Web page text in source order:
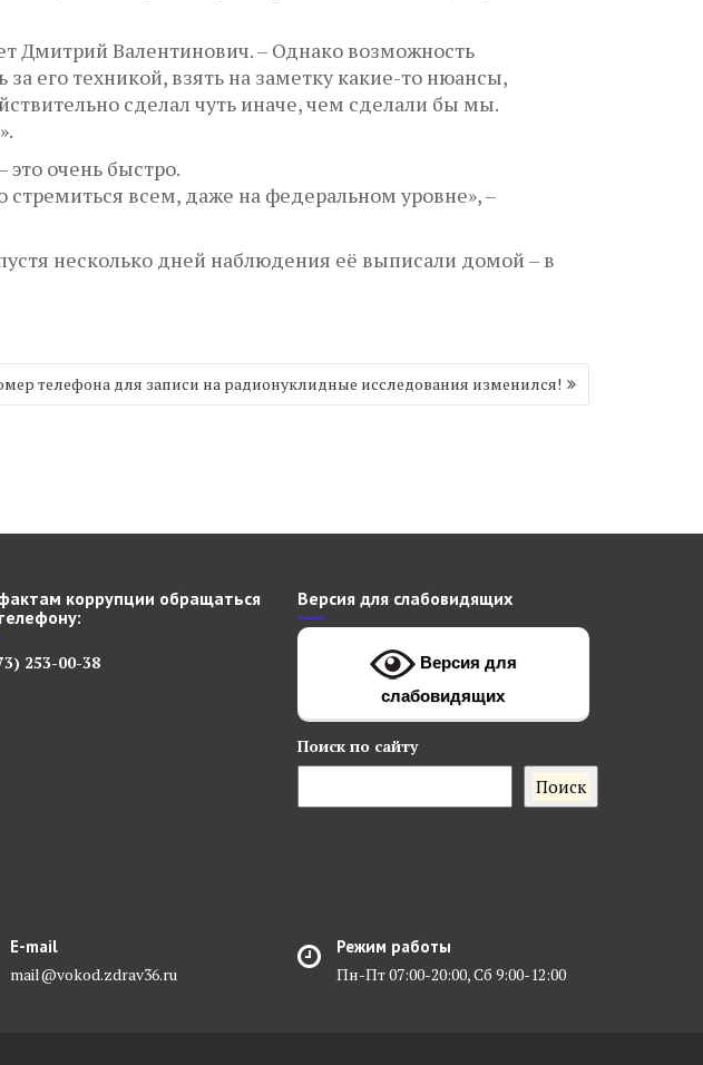
Дмитрий Валентинович. – Однако возможность
его техникой, взять на заметку какие-то нюансы,
сделал чуть иначе, чем сделали бы мы.
это очень быстро.
стремиться всем, даже на федеральном уровне», –
несколько дней наблюдения её выписали домой – в
телефона для записи на радионуклидные исследования изменился!
коррупции обращаться
253-00-38
Версия для слабовидящих
Версия для
слабовидящих
Поискпо сайту
Поиск
E-mail
mail@vokod.zdrav36.ru
Режим работы
Пн-Пт 07:00-20:00, Сб 9:00-12:00